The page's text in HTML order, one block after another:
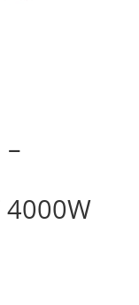
–
4000W